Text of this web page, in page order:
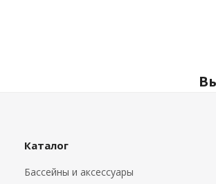
Каталог
Бассейны и аксессуары